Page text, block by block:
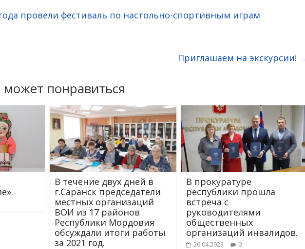
года провели фестиваль по настольно-спортивным играм
Приглашаем на экскурсии!
понравиться
В течение двух дней в
г.Саранск председатели
местных организаций
ВОИ из 17 районов
Республики Мордовия
обсуждали итоги работы
за 2021 год.
В прокуратуре
республики прошла
встреча с
руководителями
общественных
организаций инвалидов.
26.04.2023 0